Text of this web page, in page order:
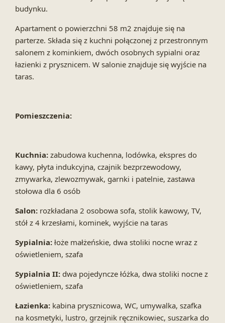
budynku.
Apartament o powierzchni 58 m2 znajduje się na
parterze. Składa się z kuchni połączonej z przestronnym
salonem z kominkiem, dwóch osobnych sypialni oraz
łazienki z prysznicem. W salonie znajduje się wyjście na
taras.
Pomieszczenia:
Kuchnia: zabudowa kuchenna, lodówka, ekspres do
kawy, płyta indukcyjna, czajnik bezprzewodowy,
zmywarka, zlewozmywak, garnki i patelnie, zastawa
stołowa dla 6 osób
Salon: rozkładana 2 osobowa sofa, stolik kawowy, TV,
stół z 4 krzesłami, kominek, wyjście na taras
Sypialnia: łoże małżeńskie, dwa stoliki nocne wraz z
oświetleniem, szafa
Sypialnia II: dwa pojedyncze łóżka, dwa stoliki nocne z
oświetleniem, szafa
Łazienka: kabina prysznicowa, WC, umywalka, szafka
na kosmetyki, lustro, grzejnik ręcznikowiec, suszarka do